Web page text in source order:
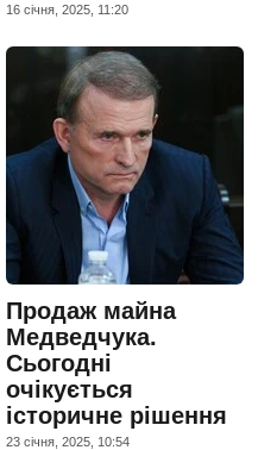
16 сiчня, 2025, 11:20
Продаж майна
Медведчука.
Сьогодні
очікується
історичне рішення
23 сiчня, 2025, 10:54